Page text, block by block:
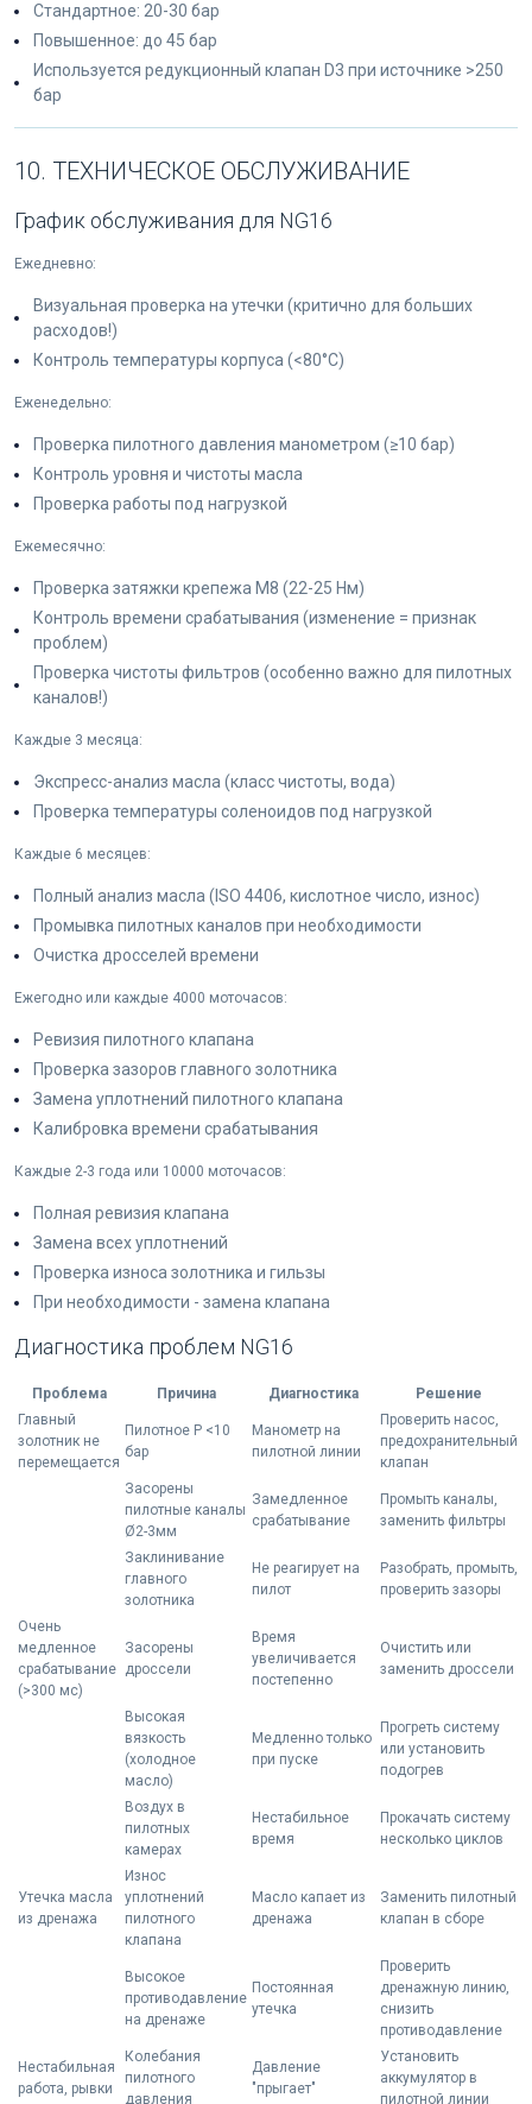
Стандартное: 20-30 бар
Повышенное: до 45 бар
Используется редукционный клапан D3 при источнике >250
бар
10. ТЕХНИЧЕСКОЕ ОБСЛУЖИВАНИЕ
График обслуживания для NG16
Ежедневно:
Визуальная проверка на утечки (критично для больших
расходов!)
Контроль температуры корпуса (<80°C)
Еженедельно:
Проверка пилотного давления манометром (≥10 бар)
Контроль уровня и чистоты масла
Проверка работы под нагрузкой
Ежемесячно:
Проверка затяжки крепежа M8 (22-25 Нм)
Контроль времени срабатывания (изменение = признак
проблем)
Проверка чистоты фильтров (особенно важно для пилотных
каналов!)
Каждые 3 месяца:
Экспресс-анализ масла (класс чистоты, вода)
Проверка температуры соленоидов под нагрузкой
Каждые 6 месяцев:
Полный анализ масла (ISO 4406, кислотное число, износ)
Промывка пилотных каналов при необходимости
Очистка дросселей времени
Ежегодно или каждые 4000 моточасов:
Ревизия пилотного клапана
Проверка зазоров главного золотника
Замена уплотнений пилотного клапана
Калибровка времени срабатывания
Каждые 2-3 года или 10000 моточасов:
Полная ревизия клапана
Замена всех уплотнений
Проверка износа золотника и гильзы
При необходимости - замена клапана
Диагностика проблем NG16
Проблема Причина Диагностика
Решение
Главный
золотник не
перемещается
Пилотное P <10
бар
Манометр на
пилотной линии
Проверить насос,
предохранительный
клапан
Засорены
пилотные каналы
Ø2-3мм
Замедленное
срабатывание
Промыть каналы,
заменить фильтры
Заклинивание
главного
золотника
Не реагирует на
пилот
Разобрать, промыть,
проверить зазоры
Очень
медленное
срабатывание
(>300 мс)
Засорены
дроссели
Время
увеличивается
постепенно
Очистить или
заменить дроссели
Высокая
вязкость
(холодное
масло)
Медленно только
при пуске
Прогреть систему
или установить
подогрев
Воздух в
пилотных
камерах
Нестабильное
время
Прокачать систему
несколько циклов
Утечка масла
из дренажа
Износ
уплотнений
пилотного
клапана
Масло капает из
дренажа
Заменить пилотный
клапан в сборе
Высокое
противодавление
на дренаже
Постоянная
утечка
Проверить
дренажную линию,
снизить
противодавление
Нестабильная
работа, рывки
Колебания
пилотного
давления
Давление
"прыгает"
Установить
аккумулятор в
пилотной линии